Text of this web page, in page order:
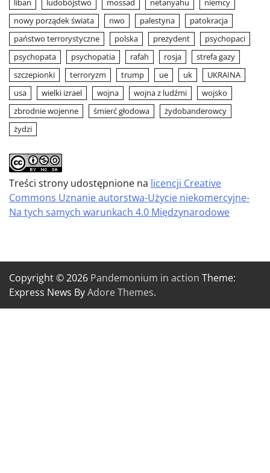
liban
ludobójstwo mossad netanyahu
niemcy
nowy porządek świata
nwo palestyna
patokracja
państwo terrorystyczne
polska prezydent
psychopaci
psychopata
psychopatia rafah rosja
strefa gazy
szczepionki
terroryzm trump ue uk
UKRAINA
usa
wielki izrael wojna wojna z ludźmi
wojsko
zbrodnie wojenne
śmierć głodowa
żydobanderowcy
żydzi
Treści strony udostępnione na licencji Creative
Commons Uznanie autorstwa-Użycie niekomercyjne-
Na tych samych warunkach 4.0 Międzynarodowe
Copyright © 2026 Pandemonium in action Theme:
Express News ByAdore Themes.